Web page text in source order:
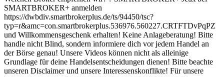
SMARTBROKER+ anmelden
https://dwbdiv.smartbrokerplus.de/ts/94450/tsc?
typ=r&amc=con.smartbrokerplus.536976.560227.CRTFTDvPqPZ
und Willkommensgeschenk erhalten! Keine Anlageberatung! Bitte
handle nicht Blind, sondern informiere dich vor jedem Handel an
der Börse genau! Unsere Videos können nicht als alleinige
Grundlage für deine Handelsentscheidungen dienen! Bitte beachte
unseren Disclaimer und unsere Interessenskonflikte! Für unsere